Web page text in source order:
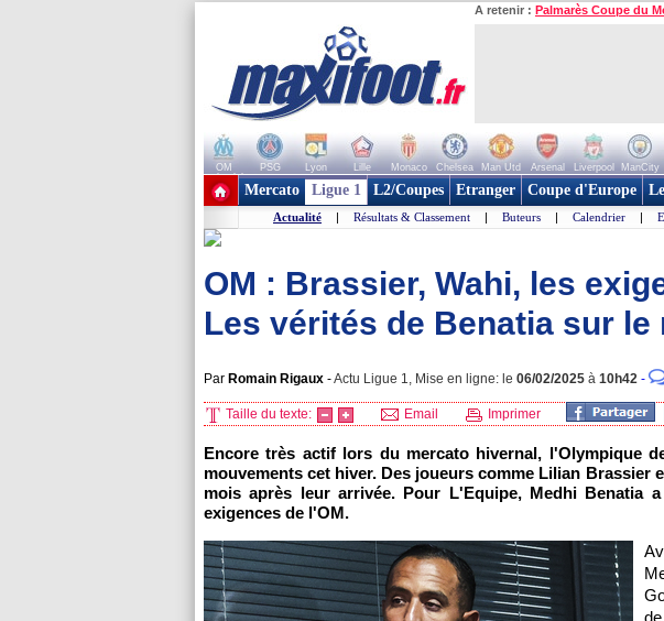
A retenir : Palmarès Coupe du
OM PSG Lyon Lille Monaco Chelsea Man Utd Arsenal Liverpool ManCity
+ de clubs
Mercato Ligue 1 L2/Coupes Etranger Coupe d'Europe
Actualité | Résultats & Classement | Buteurs | Calendrier |
OM : Brassier, Wahi, les
Les vérités de Benatia sur
Par Romain Rigaux -Actu Ligue 1, Mise en ligne: le 06/02/2025 à 10h42 -
Taille du texte: Email Imprimer
Encore très actif lors du mercato hivernal, l'Olympique
mouvements cet hiver. Des joueurs comme Lilian Brassier
mois après leur arrivée. Pour L'Equipe, Medhi Benatia
exigences de l'OM.